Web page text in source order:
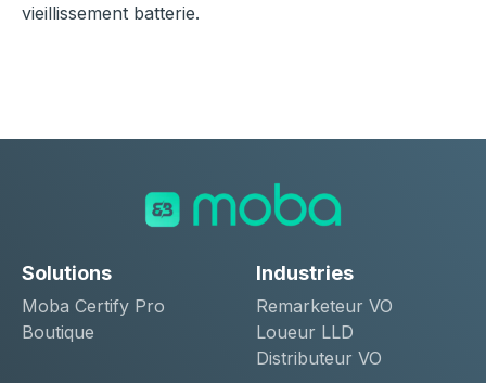
vieillissement batterie.
Solutions
Moba Certify Pro
Boutique
Industries
Remarketeur VO
Loueur LLD
Distributeur VO